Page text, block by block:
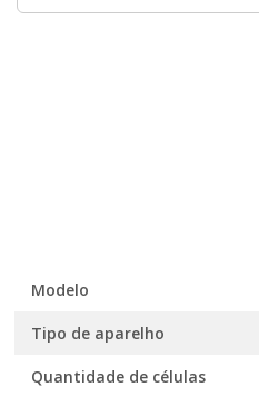
Modelo
Tipo de aparelho
Quantidade de células